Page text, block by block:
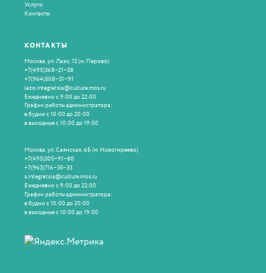
Услуги
Контакты
КОНТАКТЫ
Москва, ул. Лазо, 12(м. Перово)
+7(495)368−21−58
+7(964)508−31−91
lazo.integratsia@culture.mos.ru
Ежедневно с 9:00 до 22:00
График работы администратора:
в будни с 10:00 до 20:00
в выходные с 10:00 до 19:00
Москва, ул. Саянская, 6Б(м. Новогиреево)
+7(495)305−91−80
+7(963)716−35−33
s.integratsia@culture.mos.ru
Ежедневно с 9:00 до 22:00
График работы администратора:
в будни с 10:00 до 20:00
в выходные с 10:00 до 19:00